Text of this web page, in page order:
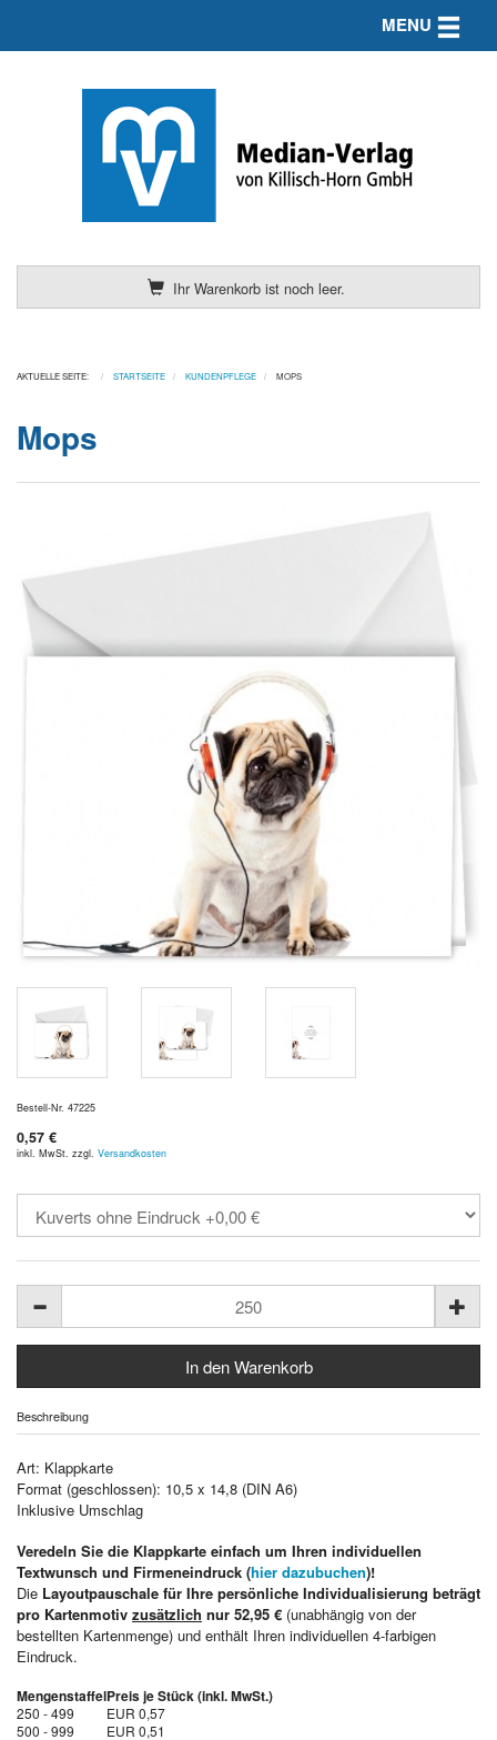
Ihr Warenkorb ist noch leer.
MENU Toggle
AKTUELLE SEITE: STARTSEITE KUNDENPFLEGE MOPS
Mops
Bestell-Nr. 47225
0,57 €
inkl. MwSt. zzgl. Versandkosten
Beschreibung
Art: Klappkarte
Format (geschlossen): 10,5 x 14,8 (DIN A6)
Inklusive Umschlag
Veredeln Sie die Klappkarte einfach um Ihren individuellen
Textwunsch und Firmeneindruck (hier dazubuchen)!
Die Layoutpauschale für Ihre persönliche Individualisierung beträgt
pro Kartenmotiv zusätzlich nur 52,95 € (unabhängig von der
bestellten Kartenmenge) und enthält Ihren individuellen 4-farbigen
Eindruck.
MengenstaffelPreis je Stück (inkl. MwSt.)
250 - 499
EUR 0,57
500 - 999
EUR 0,51